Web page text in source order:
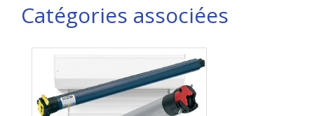
Catégories associées